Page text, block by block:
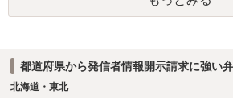
第ですので何とも言えません。公開の場で回
く、ここで詳細を明らかにすることは事案の
都道府県から発信者情報開示請求に強い
北海道・東北